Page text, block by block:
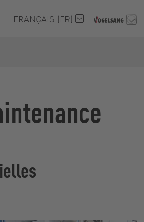
FRANÇAIS (FR)